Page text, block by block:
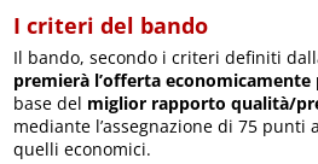
I criteri del bando
Il bando, secondo i criteri definiti
premierà l’offerta economicamente
base del miglior rapporto qualità/
mediante l’assegnazione di 75 punti
quelli economici.